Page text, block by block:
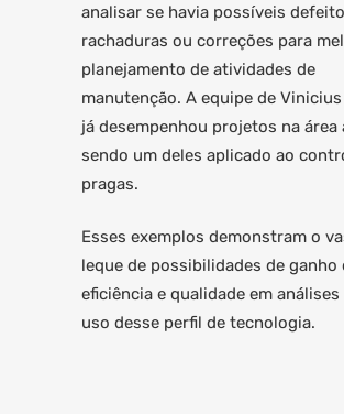
analisar se havia possíveis
rachaduras ou correções para
planejamento de atividades de
manutenção. A equipe de
já desempenhou projetos na área
sendo um deles aplicado ao
pragas.
Esses exemplos demonstram o
leque de possibilidades de ganho
eficiência e qualidade em análises
uso desse perfil de tecnologia.